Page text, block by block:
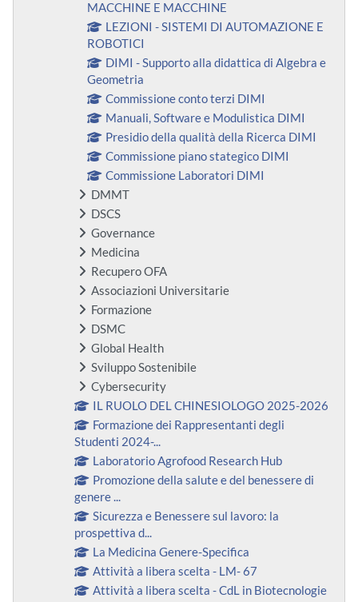
MACCHINE E MACCHINE
LEZIONI - SISTEMI DI AUTOMAZIONE E
ROBOTICI
DIMI - Supporto alla didattica di Algebra e
Geometria
Commissione conto terzi DIMI
Manuali, Software e Modulistica DIMI
Presidio della qualità della Ricerca DIMI
Commissione piano stategico DIMI
Commissione Laboratori DIMI
DMMT
DSCS
Governance
Medicina
Recupero OFA
Associazioni Universitarie
Formazione
DSMC
Global Health
Sviluppo Sostenibile
Cybersecurity
IL RUOLO DEL CHINESIOLOGO 2025-2026
Formazione dei Rappresentanti degli
Studenti 2024-...
Laboratorio Agrofood Research Hub
Promozione della salute e del benessere di
genere ...
Sicurezza e Benessere sul lavoro: la
prospettiva d...
La Medicina Genere-Specifica
Attività a libera scelta - LM- 67
Attività a libera scelta - CdL in Biotecnologie